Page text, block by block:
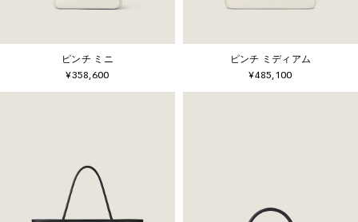
ピンチ ミニ
¥358,600
ピンチ ミディアム
¥485,100